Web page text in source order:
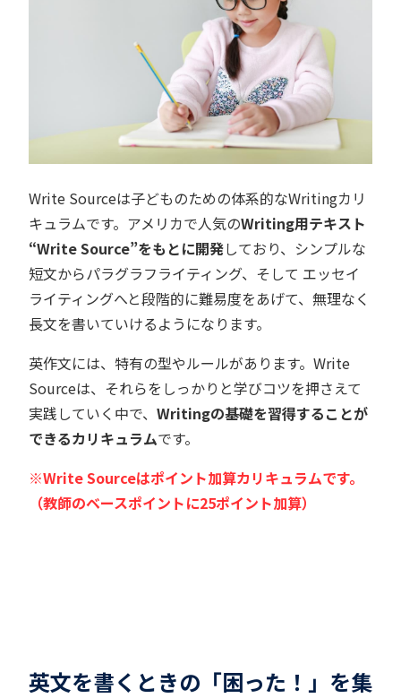
Write Sourceは子どものための体系的なWritingカリ
キュラムです。アメリカで人気のWriting用テキスト
“Write Source”をもとに開発しており、シンプルな
短文からパラグラフライティング、そして エッセイ
ライティングへと段階的に難易度をあげて、無理なく
長文を書いていけるようになります。
英作文には、特有の型やルールがあります。Write
Sourceは、それらをしっかりと学びコツを押さえて
実践していく中で、 Writingの基礎を習得することが
できるカリキュラムです。
※Write Sourceはポイント加算カリキュラムです。
（教師のベースポイントに25ポイント加算）
英文を書くときの「困った！」を集